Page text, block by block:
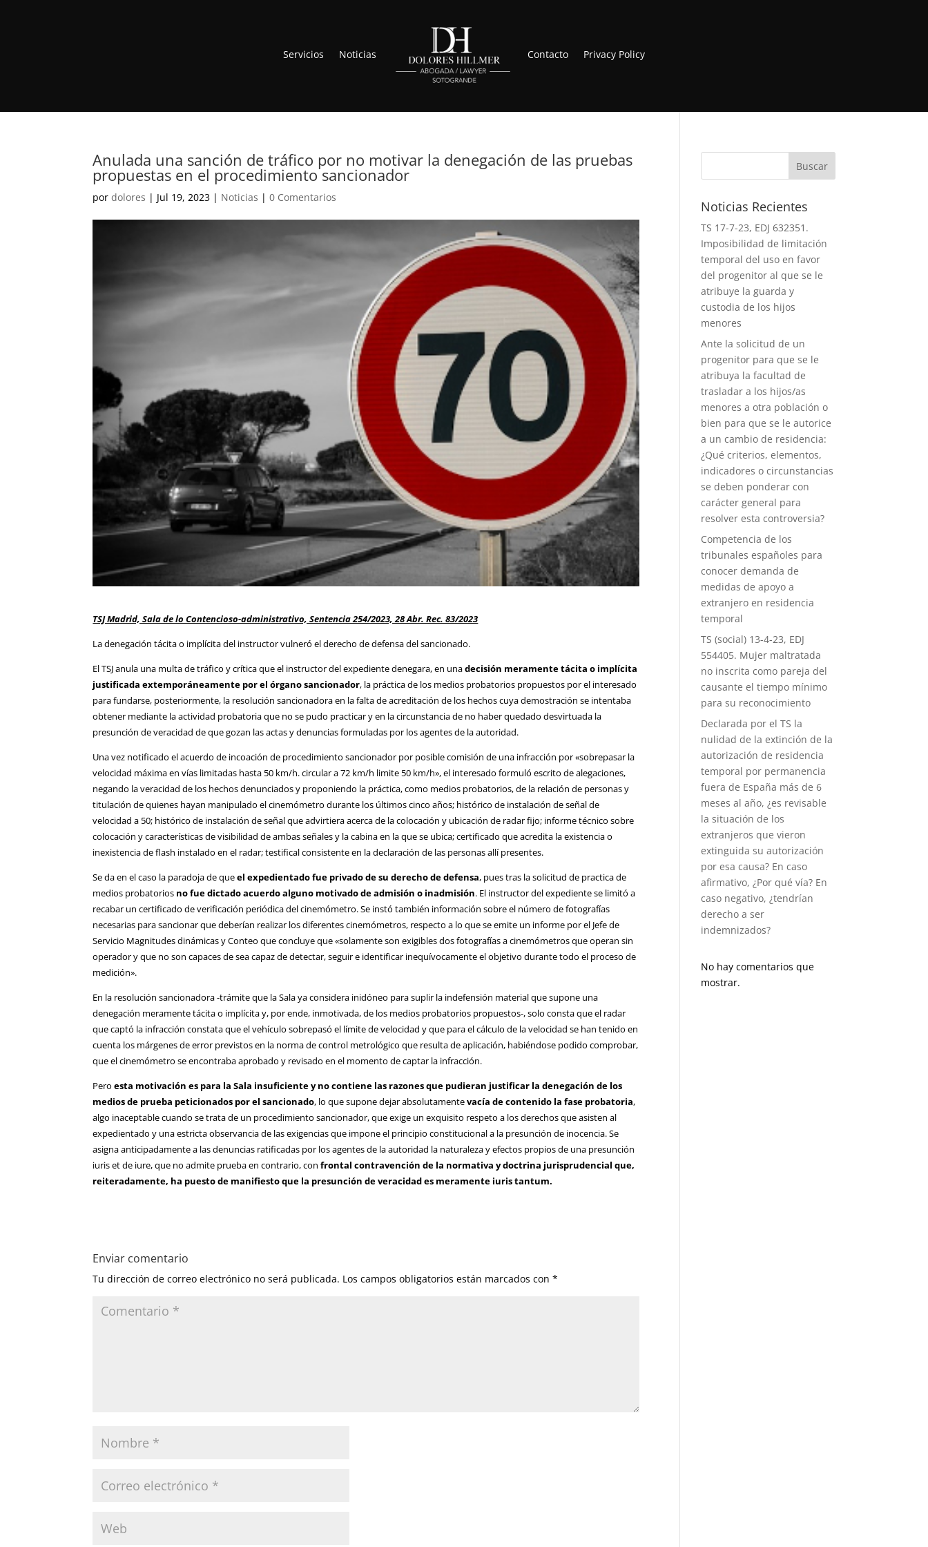
Servicios Noticias Contacto Privacy Policy
Anulada una sanción de tráfico por no motivar la denegación de las pruebas
propuestas en el procedimiento sancionador
pordolores | Jul 19, 2023 | Noticias |0 Comentarios
TSJ Madrid, Sala de lo Contencioso-administrativo, Sentencia 254/2023, 28 Abr. Rec. 83/2023
La denegación tácita o implícita del instructor vulneró el derecho de defensa del sancionado.
El TSJ anula una multa de tráfico y crítica que el instructor del expediente denegara, en unadecisión meramente tácita o implícita
justificada extemporáneamente por el órgano sancionador, la práctica de los medios probatorios propuestos por el interesado
para fundarse, posteriormente, la resolución sancionadora en la falta de acreditación de los hechos cuya demostración se intentaba
obtener mediante la actividad probatoria que no se pudo practicar y en la circunstancia de no haber quedado desvirtuada la
presunción de veracidad de que gozan las actas y denuncias formuladas por los agentes de la autoridad.
Una vez notificado el acuerdo de incoación de procedimiento sancionador por posible comisión de una infracción por «sobrepasar la
velocidad máxima en vías limitadas hasta 50 km/h. circular a 72 km/h limite 50 km/h», el interesado formuló escrito de alegaciones,
negando la veracidad de los hechos denunciados y proponiendo la práctica, como medios probatorios, de la relación de personas y
titulación de quienes hayan manipulado el cinemómetro durante los últimos cinco años; histórico de instalación de señal de
velocidad a 50; histórico de instalación de señal que advirtiera acerca de la colocación y ubicación de radar fijo; informe técnico sobre
colocación y características de visibilidad de ambas señales y la cabina en la que se ubica; certificado que acredita la existencia o
inexistencia de flash instalado en el radar; testifical consistente en la declaración de las personas allí presentes.
Se da en el caso la paradoja de queel expedientado fue privado de su derecho de defensa, pues tras la solicitud de practica de
medios probatorios no fue dictado acuerdo alguno motivado de admisión o inadmisión. El instructor del expediente se limitó a
recabar un certificado de verificación periódica del cinemómetro. Se instó también información sobre el número de fotografías
necesarias para sancionar que deberían realizar los diferentes cinemómetros, respecto a lo que se emite un informe por el Jefe de
Servicio Magnitudes dinámicas y Conteo que concluye que «solamente son exigibles dos fotografías a cinemómetros que operan sin
operador y que no son capaces de sea capaz de detectar, seguir e identificar inequívocamente el objetivo durante todo el proceso de
medición».
En la resolución sancionadora -trámite que la Sala ya considera inidóneo para suplir la indefensión material que supone una
denegación meramente tácita o implícita y, por ende, inmotivada, de los medios probatorios propuestos-, solo consta que el radar
que captó la infracción constata que el vehículo sobrepasó el límite de velocidad y que para el cálculo de la velocidad se han tenido en
cuenta los márgenes de error previstos en la norma de control metrológico que resulta de aplicación, habiéndose podido comprobar,
que el cinemómetro se encontraba aprobado y revisado en el momento de captar la infracción.
Peroesta motivación es para la Sala insuficiente y no contiene las razones que pudieran justificar la denegación de los
medios de prueba peticionados por el sancionado, lo que supone dejar absolutamentevacía de contenido la fase probatoria,
algo inaceptable cuando se trata de un procedimiento sancionador, que exige un exquisito respeto a los derechos que asisten al
expedientado y una estricta observancia de las exigencias que impone el principio constitucional a la presunción de inocencia. Se
asigna anticipadamente a las denuncias ratificadas por los agentes de la autoridad la naturaleza y efectos propios de una presunción
iuris et de iure, que no admite prueba en contrario, con frontal contravención de la normativa y doctrina jurisprudencial que,
reiteradamente, ha puesto de manifiesto que la presunción de veracidad es meramente iuris tantum.
Enviar comentario
Tu dirección de correo electrónico no será publicada. Los campos obligatorios están marcados con*
Buscar
Noticias Recientes
TS 17-7-23, EDJ 632351.
Imposibilidad de limitación
temporal del uso en favor
del progenitor al que se le
atribuye la guarda y
custodia de los hijos
menores
Ante la solicitud de un
progenitor para que se le
atribuya la facultad de
trasladar a los hijos/as
menores a otra población o
bien para que se le autorice
a un cambio de residencia:
¿Qué criterios, elementos,
indicadores o circunstancias
se deben ponderar con
carácter general para
resolver esta controversia?
Competencia de los
tribunales españoles para
conocer demanda de
medidas de apoyo a
extranjero en residencia
temporal
TS (social) 13-4-23, EDJ
554405. Mujer maltratada
no inscrita como pareja del
causante el tiempo mínimo
para su reconocimiento
Declarada por el TS la
nulidad de la extinción de la
autorización de residencia
temporal por permanencia
fuera de España más de 6
meses al año, ¿es revisable
la situación de los
extranjeros que vieron
extinguida su autorización
por esa causa? En caso
afirmativo, ¿Por qué vía? En
caso negativo, ¿tendrían
derecho a ser
indemnizados?
No hay comentarios que
mostrar.